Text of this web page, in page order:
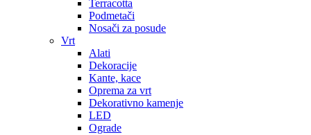
Terracotta
Podmetači
Nosači za posude
Vrt
Alati
Dekoracije
Kante, kace
Oprema za vrt
Dekorativno kamenje
LED
Ograde